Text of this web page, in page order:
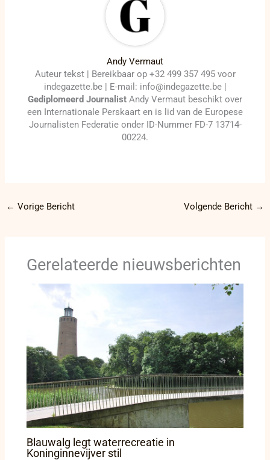
Andy Vermaut
Auteur tekst | Bereikbaar op +32 499 357 495 voor
indegazette.be | E-mail: info@indegazette.be |
Gediplomeerd Journalist Andy Vermaut beschikt over
een Internationale Perskaart en is lid van de Europese
Journalisten Federatie onder ID-Nummer FD-7 13714-
00224.
← Vorige Bericht Volgende Bericht →
Gerelateerde nieuwsberichten
Blauwalg legt waterrecreatie in
Koninginnevijver stil